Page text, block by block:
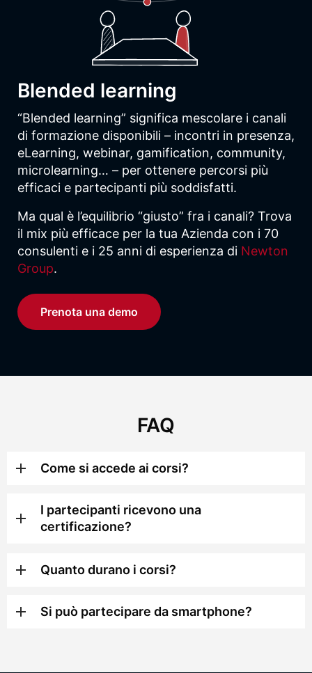
Blended learning
“Blended learning” significa mescolare i canali
di formazione disponibili – incontri in presenza,
eLearning, webinar, gamification, community,
microlearning… – per ottenere percorsi più
efficaci e partecipanti più soddisfatti.
Ma qual è l’equilibrio “giusto” fra i canali? Trova
il mix più efficace per la tua Azienda con i 70
consulenti e i 25 anni di esperienza di Newton
Group.
Prenota una demo
FAQ
Come si accede ai corsi?
I partecipanti ricevono una
certificazione?
Quanto durano i corsi?
Si può partecipare da smartphone?